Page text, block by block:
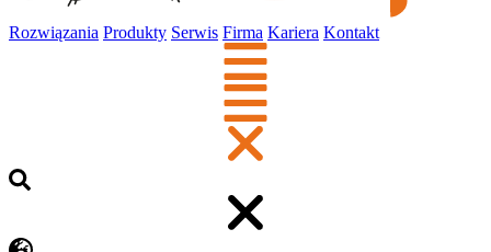
Rozwiązania Produkty Serwis Firma Kariera Kontakt